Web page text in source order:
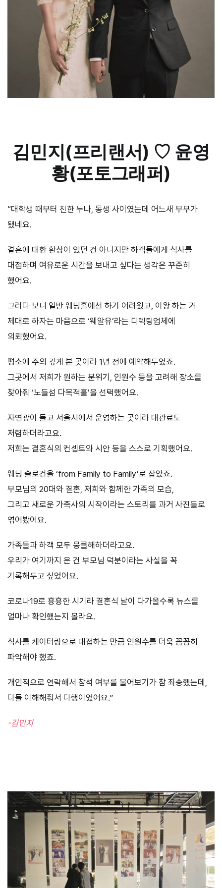
김민지(프리랜서) ♡ 윤영
황(포토그래퍼)
“대학생 때부터 친한 누나, 동생 사이였는데 어느새 부부가
됐네요.
결혼에 대한 환상이 있던 건 아니지만 하객들에게 식사를
대접하며 여유로운 시간을 보내고 싶다는 생각은 꾸준히
했어요.
그러다 보니 일반 웨딩홀에선 하기 어려웠고, 이왕 하는 거
제대로 하자는 마음으로 ‘웨알유’라는 디렉팅업체에
의뢰했어요.
평소에 주의 깊게 본 곳이라 1년 전에 예약해두었죠.
그곳에서 저희가 원하는 분위기, 인원수 등을 고려해 장소를
찾아줘 ‘노들섬 다목적홀’을 선택했어요.
자연광이 들고 서울시에서 운영하는 곳이라 대관료도
저렴하더라고요.
저희는 결혼식의 컨셉트와 시안 등을 스스로 기획했어요.
웨딩 슬로건을 ‘from Family to Family’로 잡았죠.
부모님의 20대와 결혼, 저희와 함께한 가족의 모습,
그리고 새로운 가족사의 시작이라는 스토리를 과거 사진들로
엮어봤어요.
가족들과 하객 모두 뭉클해하더라고요.
우리가 여기까지 온 건 부모님 덕분이라는 사실을 꼭
기록해두고 싶었어요.
코로나19로 흉흉한 시기라 결혼식 날이 다가올수록 뉴스를
얼마나 확인했는지 몰라요.
식사를 케이터링으로 대접하는 만큼 인원수를 더욱 꼼꼼히
파악해야 했죠.
개인적으로 연락해서 참석 여부를 물어보기가 참 죄송했는데,
다들 이해해줘서 다행이었어요.”
-김민지